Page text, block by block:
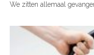
We zitten allemaal